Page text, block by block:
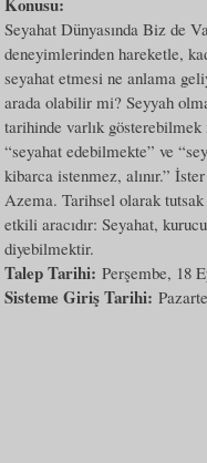
Seyahat Dünyasında Biz de
deneyimlerinden hareketle,
seyahat etmesi ne anlama
arada olabilir mi? Seyyah
tarihinde varlık
“seyahat edebilmekte” ve
kibarca istenmez, alınır.”
Azema. Tarihsel olarak tutsak
etkili aracıdır: Seyahat,
diyebilmektir.
Talep Tarihi: Perşembe, 18
Sisteme Giriş Tarihi: